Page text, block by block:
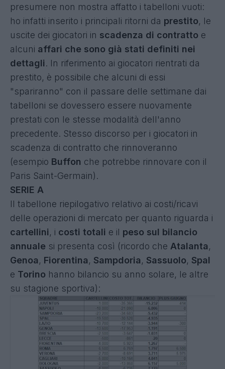
presumere non mostra affatto i tabelloni vuoti:
ho infatti inserito i principali ritorni da prestito, le
uscite dei giocatori in scadenza di contratto e
alcuni affari che sono già stati definiti nei
dettagli. In riferimento ai giocatori rientrati da
prestito, è possibile che alcuni di essi
"spariranno" con il passare delle settimane dai
tabelloni se dovessero essere nuovamente
prestati con le stesse modalità dell'anno
precedente. Stesso discorso per i giocatori in
scadenza di contratto che rinnoveranno
(esempio Buffon che potrebbe rinnovare con il
Paris Saint-Germain).
SERIE A
Il tabellone riepilogativo relativo ai costi/ricavi
delle operazioni di mercato per quanto riguarda i
cartellini, i costi totali e il peso sul bilancio
annuale si presenta così (ricordo che Atalanta,
Genoa, Fiorentina, Sampdoria, Sassuolo, Spal
e Torino hanno bilancio su anno solare, le altre
su stagione sportiva):